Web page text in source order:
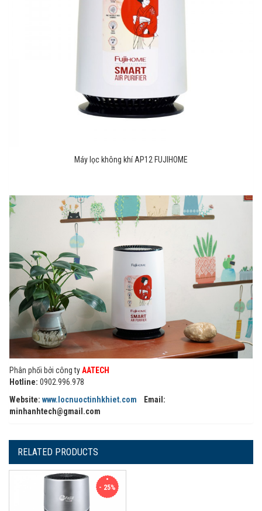
Máy lọc không khí AP12 FUJIHOME
Phân phối bởi công tyAATECH
Hotline: 0902.996.978
Website: www.locnuoctinhkhiet.com Email:
minhanhtech@gmail.com
RELATED PRODUCTS
- 25%